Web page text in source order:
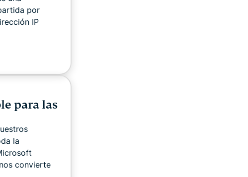
por
IP
para las
la
convierte